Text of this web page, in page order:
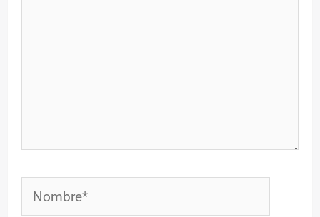
Nombre*